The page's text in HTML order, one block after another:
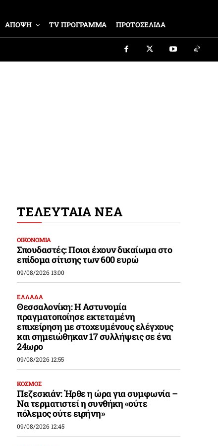
ΑΠΟΨΗ TV ΠΡΟΓΡΑΜΜΑ ΠΡΩΤΟΣΕΛΙΔΑ
ΤΕΛΕΥΤΑΙΑ ΝΕΑ
ΟΙΚΟΝΟΜΙΑ
Σπουδαστές: Ποιοι έχουν δικαίωμα στο
επίδομα σίτισης των 600 ευρώ
09/08/2026 13:00
ΕΛΛΑΔΑ
Θεσσαλονίκη: Η Αστυνομία
πραγματοποίησε εκτεταμένη
επιχείρηση με στοχευμένους ελέγχους
και σημειώθηκαν 17 συλλήψεις σε ένα
24ωρο
09/08/2026 12:55
ΚΟΣΜΟΣ
Πεζεσκιάν: Ήρθε η ώρα για συμφωνία –
Να τερματιστεί η συνθήκη «ούτε
πόλεμος ούτε ειρήνη»
09/08/2026 12:45